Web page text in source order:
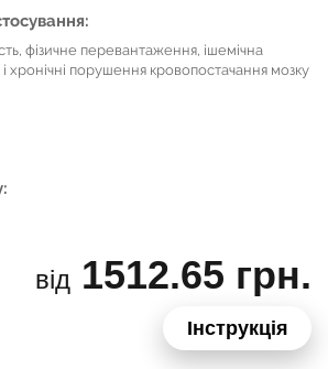
фізичне перевантаження, ішемічна
хронічні порушення кровопостачання мозку
від 1512.65 грн.
Інструкція